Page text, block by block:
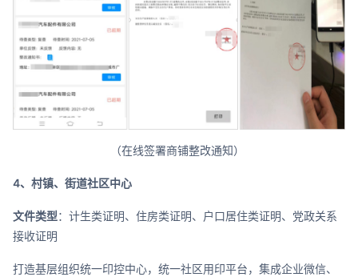
（在线签署商铺整改通知）
4、村镇、街道社区中心
文件类型：计生类证明、住房类证明、户口居住类证明、党政关系
接收证明
打造基层组织统一印控中心，统一社区用印平台，集成企业微信、